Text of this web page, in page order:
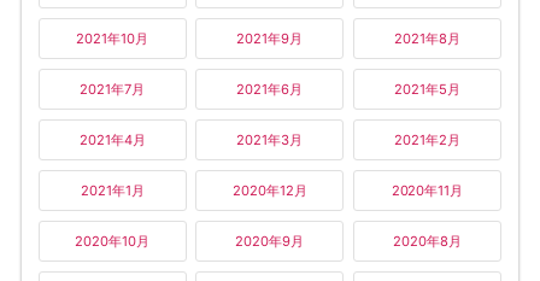
2021年10月 2021年9月 2021年8月
2021年7月 2021年6月 2021年5月
2021年4月 2021年3月 2021年2月
2021年1月 2020年12月 2020年11月
2020年10月 2020年9月 2020年8月